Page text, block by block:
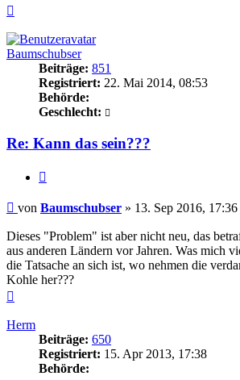
Baumschubser
Beiträge: 851
Registriert: 22. Mai 2014, 08:53
Behörde:
Geschlecht:
Re: Kann das sein???
Beitrag
von Baumschubser » 13. Sep 2016, 17:36
Dieses "Problem" ist aber nicht neu, das
aus anderen Ländern vor Jahren. Was mich
die Tatsache an sich ist, wo nehmen die
Kohle her???
Herm
Beiträge: 650
Registriert: 15. Apr 2013, 17:38
Behörde: